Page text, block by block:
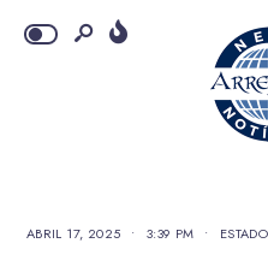
ABRIL 17, 2025 • 3:39 PM •